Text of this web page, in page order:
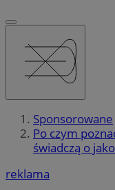
Sponsorowane
Po czym
świadczą o
reklama